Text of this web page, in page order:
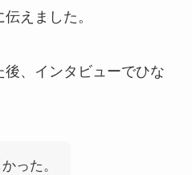
えました。
、インタビューでひな
った。